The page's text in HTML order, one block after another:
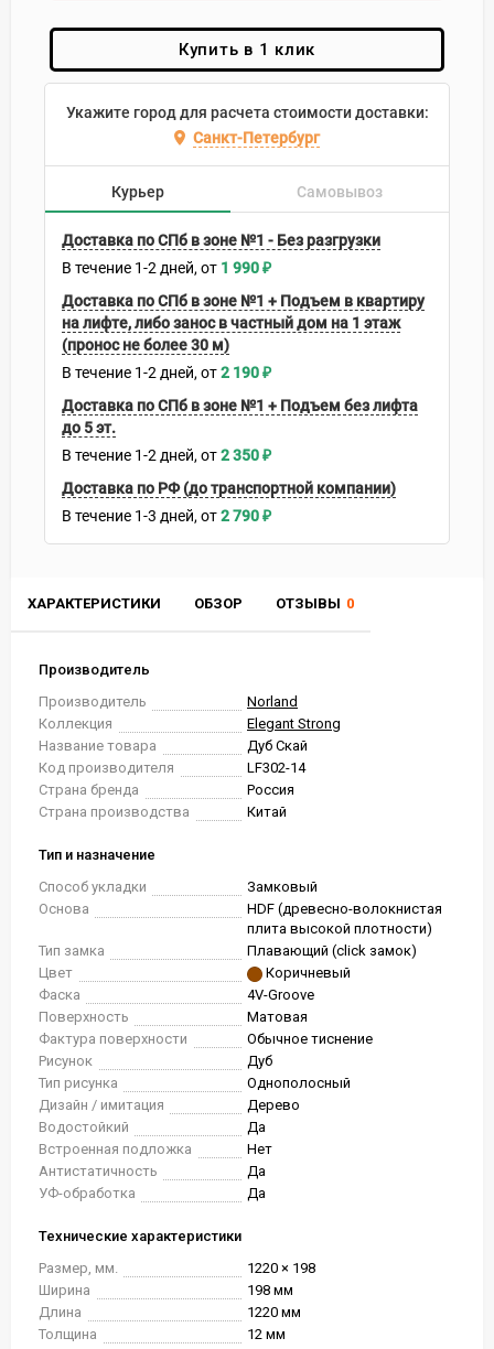
ХАРАКТЕРИСТИКИ ОБЗОР ОТЗЫВЫ 0
Производитель
Производитель
Norland
Коллекция
Elegant Strong
Название товара
Дуб Скай
Код производителя
LF302-14
Страна бренда
Россия
Страна производства
Китай
Тип и назначение
Способ укладки
Замковый
Основа
HDF (древесно-волокнистая
плита высокой плотности)
Тип замка
Плавающий (click замок)
Цвет
Коричневый
Фаска
4V-Groove
Поверхность
Матовая
Фактура поверхности
Обычное тиснение
Рисунок
Дуб
Тип рисунка
Однополосный
Дизайн / имитация
Дерево
Водостойкий
Да
Встроенная подложка
Нет
Антистатичность
Да
УФ-обработка
Да
Технические характеристики
Размер, мм.
1220 × 198
Ширина
198 мм
Длина
1220 мм
Толщина
12 мм
Купить в 1 клик
Укажите город для расчета стоимости доставки:
Санкт-Петербург
Курьер Самовывоз
Доставка по СПб в зоне №1 - Без разгрузки
В течение 1-2 дней 1 990₽
Доставка по СПб в зоне №1 + Подъем в квартиру
на лифте, либо занос в частный дом на 1 этаж
(пронос не более 30 м)
В течение 1-2 дней 2 190₽
Доставка по СПб в зоне №1 + Подъем без лифта
до 5 эт.
В течение 1-2 дней 2 350₽
Доставка по РФ (до транспортной компании)
В течение 1-3 дней 2 790₽